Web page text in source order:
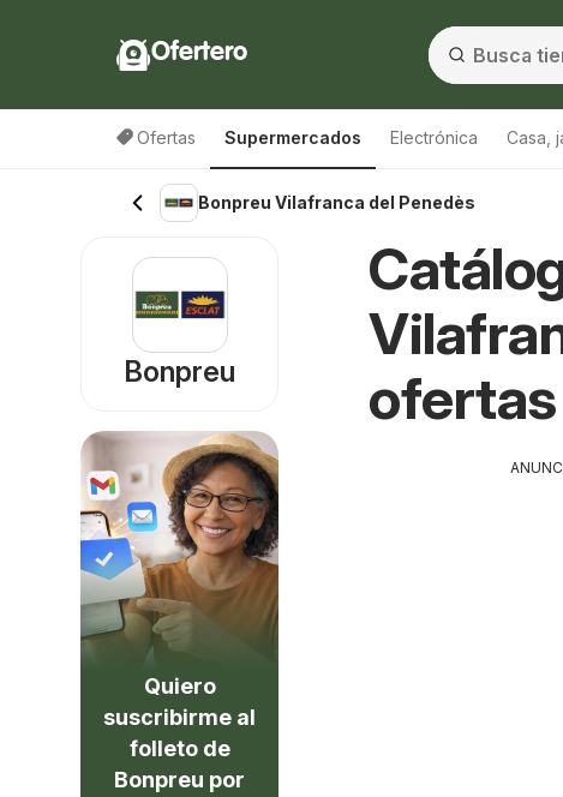
Ofertero
Ofertas Supermercados Electrónica Casa,
Bonpreu Vilafranca del Penedès
Bonpreu
Quiero
suscribirme al
folleto de
Bonpreu por